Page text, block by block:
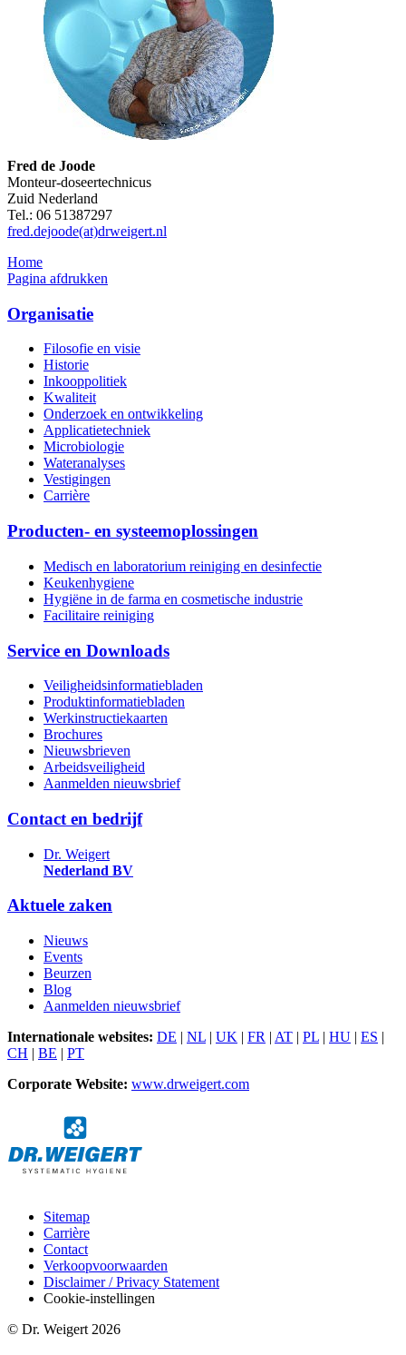
Fred de Joode
Monteur-doseertechnicus
Zuid Nederland
Tel.: 06 51387297
fred.dejoode(at)drweigert.nl
Home
Pagina afdrukken
Organisatie
Filosofie en visie
Historie
Inkooppolitiek
Kwaliteit
Onderzoek en ontwikkeling
Applicatietechniek
Microbiologie
Wateranalyses
Vestigingen
Carrière
Producten- en systeemoplossingen
Medisch en laboratorium reiniging en desinfectie
Keukenhygiene
Hygiëne in de farma en cosmetische industrie
Facilitaire reiniging
Service en Downloads
Veiligheidsinformatiebladen
Produktinformatiebladen
Werkinstructiekaarten
Brochures
Nieuwsbrieven
Arbeidsveiligheid
Aanmelden nieuwsbrief
Contact en bedrijf
Dr. Weigert
Nederland BV
Aktuele zaken
Nieuws
Events
Beurzen
Blog
Aanmelden nieuwsbrief
Internationale websites: DE | NL | UK | FR | AT | PL | HU | ES |
CH | BE | PT
Corporate Website: www.drweigert.com
Sitemap
Carrière
Contact
Verkoopvoorwaarden
Disclaimer / Privacy Statement
Cookie-instellingen
© Dr. Weigert 2026